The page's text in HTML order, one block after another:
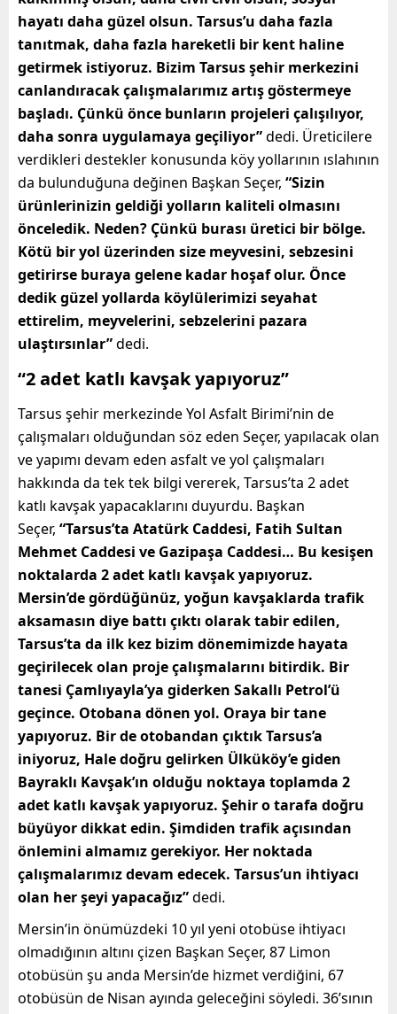
hayatı daha güzel olsun. Tarsus’u daha fazla
tanıtmak, daha fazla hareketli bir kent haline
getirmek istiyoruz. Bizim Tarsus şehir merkezini
canlandıracak çalışmalarımız artış göstermeye
başladı. Çünkü önce bunların projeleri çalışılıyor,
daha sonra uygulamaya geçiliyor”dedi. Üreticilere
verdikleri destekler konusunda köy yollarının ıslahının
da bulunduğuna değinen Başkan Seçer, “Sizin
ürünlerinizin geldiği yolların kaliteli olmasını
önceledik. Neden? Çünkü burası üretici bir bölge.
Kötü bir yol üzerinden size meyvesini, sebzesini
getirirse buraya gelene kadar hoşaf olur. Önce
dedik güzel yollarda köylülerimizi seyahat
ettirelim, meyvelerini, sebzelerini pazara
ulaştırsınlar”dedi.
“2 adet katlı kavşak yapıyoruz”
Tarsus şehir merkezinde Yol Asfalt Birimi’nin de
çalışmaları olduğundan söz eden Seçer, yapılacak olan
ve yapımı devam eden asfalt ve yol çalışmaları
hakkında da tek tek bilgi vererek, Tarsus’ta 2 adet
katlı kavşak yapacaklarını duyurdu. Başkan
Seçer, “Tarsus’ta Atatürk Caddesi, Fatih Sultan
Mehmet Caddesi ve Gazipaşa Caddesi… Bu kesişen
noktalarda 2 adet katlı kavşak yapıyoruz.
Mersin’de gördüğünüz, yoğun kavşaklarda trafik
aksamasın diye battı çıktı olarak tabir edilen,
Tarsus’ta da ilk kez bizim dönemimizde hayata
geçirilecek olan proje çalışmalarını bitirdik. Bir
tanesi Çamlıyayla’ya giderken Sakallı Petrol’ü
geçince. Otobana dönen yol. Oraya bir tane
yapıyoruz. Bir de otobandan çıktık Tarsus’a
iniyoruz, Hale doğru gelirken Ülküköy’e giden
Bayraklı Kavşak’ın olduğu noktaya toplamda 2
adet katlı kavşak yapıyoruz. Şehir o tarafa doğru
büyüyor dikkat edin. Şimdiden trafik açısından
önlemini almamız gerekiyor. Her noktada
çalışmalarımız devam edecek. Tarsus’un ihtiyacı
olan her şeyi yapacağız”dedi.
Mersin’in önümüzdeki 10 yıl yeni otobüse ihtiyacı
olmadığının altını çizen Başkan Seçer, 87 Limon
otobüsün şu anda Mersin’de hizmet verdiğini, 67
otobüsün de Nisan ayında geleceğini söyledi. 36’sının